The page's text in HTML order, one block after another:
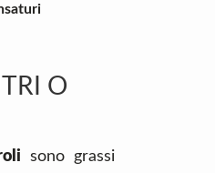
O
sono grassi